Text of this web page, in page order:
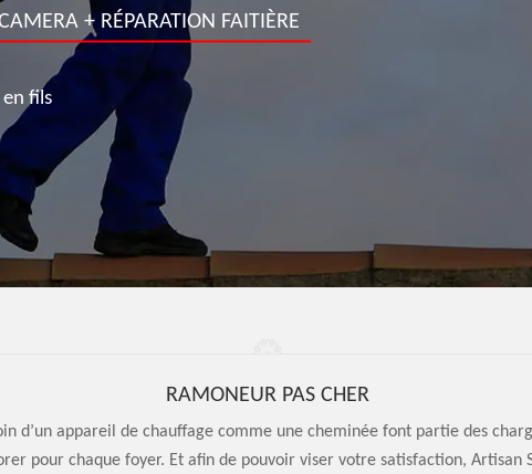
+ RÉPARATION FAITIÈRE
fils
RAMONEUR PAS CHER
d’un appareil de chauffage comme une cheminée font partie des
pour chaque foyer. Et afin de pouvoir viser votre satisfaction, Artisan